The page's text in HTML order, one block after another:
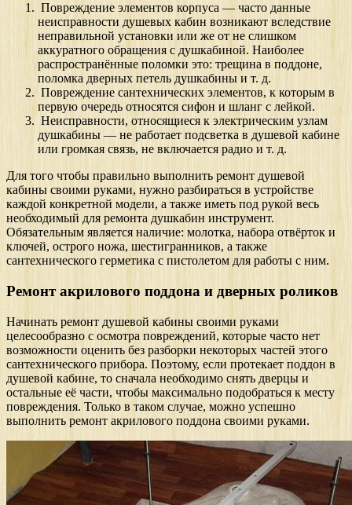
Повреждение элементов корпуса — часто данные
неисправности душевых кабин возникают вследствие
неправильной установки или же от не слишком
аккуратного обращения с душкабиной. Наиболее
распространённые поломки это: трещина в поддоне,
поломка дверных петель душкабины и т. д.
Повреждение сантехнических элементов, к которым в
первую очередь относятся сифон и шланг с лейкой.
Неисправности, относящиеся к электрическим узлам
душкабины — не работает подсветка в душевой кабине
или громкая связь, не включается радио и т. д.
Для того чтобы правильно выполнить ремонт душевой
кабины своими руками, нужно разбираться в устройстве
каждой конкретной модели, а также иметь под рукой весь
необходимый для ремонта душкабин инструмент.
Обязательным является наличие: молотка, набора отвёрток и
ключей, острого ножа, шестигранников, а также
сантехнического герметика с пистолетом для работы с ним.
Ремонт акрилового поддона и дверных роликов
Начинать ремонт душевой кабины своими руками
целесообразно с осмотра повреждений, которые часто нет
возможности оценить без разборки некоторых частей этого
сантехнического прибора. Поэтому, если протекает поддон в
душевой кабине, то сначала необходимо снять дверцы и
остальные её части, чтобы максимально подобраться к месту
повреждения. Только в таком случае, можно успешно
выполнить ремонт акрилового поддона своими руками.